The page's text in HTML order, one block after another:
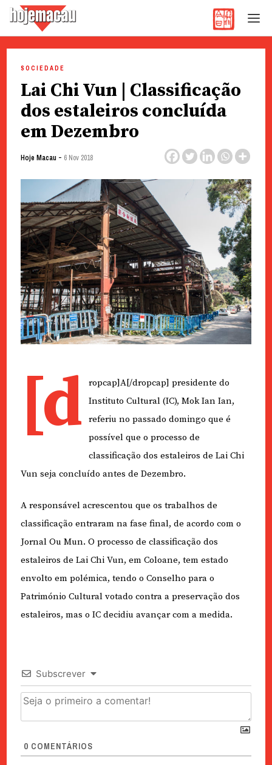
content
SOCIEDADE
Lai Chi Vun | Classificação
dos estaleiros concluída
em Dezembro
Hoje Macau - 6 Nov 2018
[d
ropcap]A[/dropcap] presidente do
Instituto Cultural (IC), Mok Ian Ian,
referiu no passado domingo que é
possível que o processo de
classificação dos estaleiros de Lai Chi
Vun seja concluído antes de Dezembro.
A responsável acrescentou que os trabalhos de
classificação entraram na fase final, de acordo com o
Jornal Ou Mun. O processo de classificação dos
estaleiros de Lai Chi Vun, em Coloane, tem estado
envolto em polémica, tendo o Conselho para o
Património Cultural votado contra a preservação dos
estaleiros, mas o IC decidiu avançar com a medida.
Subscrever
0 COMENTÁRIOS